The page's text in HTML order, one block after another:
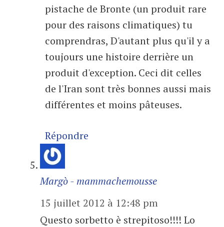
pistache de Bronte (un produit rare
pour des raisons climatiques) tu
comprendras, D'autant plus qu'il y a
toujours une histoire derrière un
produit d'exception. Ceci dit celles
de l'Iran sont très bonnes aussi mais
différentes et moins pâteuses.
Répondre
Margò - mammachemousse
15 juillet 2012 à 12:48 pm
Questo sorbetto è strepitoso!!!! Lo